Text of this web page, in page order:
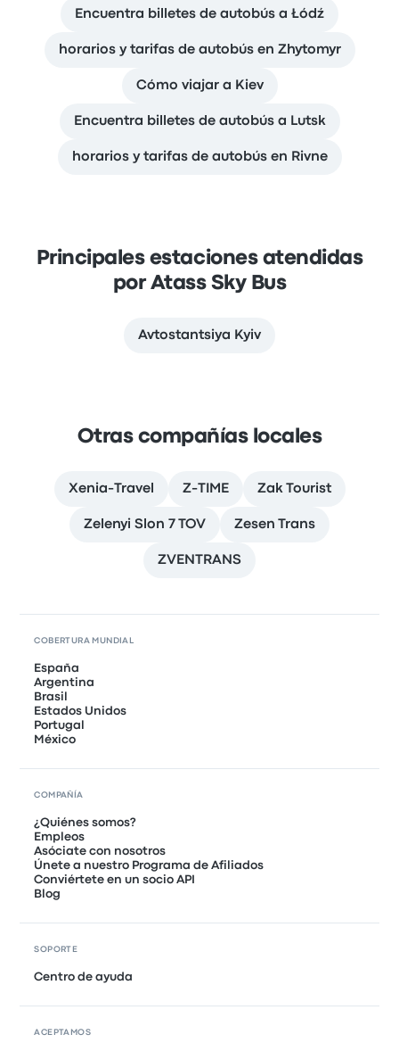
Encuentra billetes de autobús a Łódź
horarios y tarifas de autobús en Zhytomyr
Cómo viajar a Kiev
Encuentra billetes de autobús a Lutsk
horarios y tarifas de autobús en Rivne
Principales estaciones atendidas
por Atass Sky Bus
Avtostantsiya Kyiv
Otras compañías locales
Xenia-Travel Z-TIME Zak Tourist
Zelenyi Slon 7 TOV Zesen Trans
ZVENTRANS
COBERTURA MUNDIAL
España
Argentina
Brasil
Estados Unidos
Portugal
México
COMPAÑÍA
¿Quiénes somos?
Empleos
Asóciate con nosotros
Únete a nuestro Programa de Afiliados
Conviértete en un socio API
Blog
SOPORTE
Centro de ayuda
ACEPTAMOS